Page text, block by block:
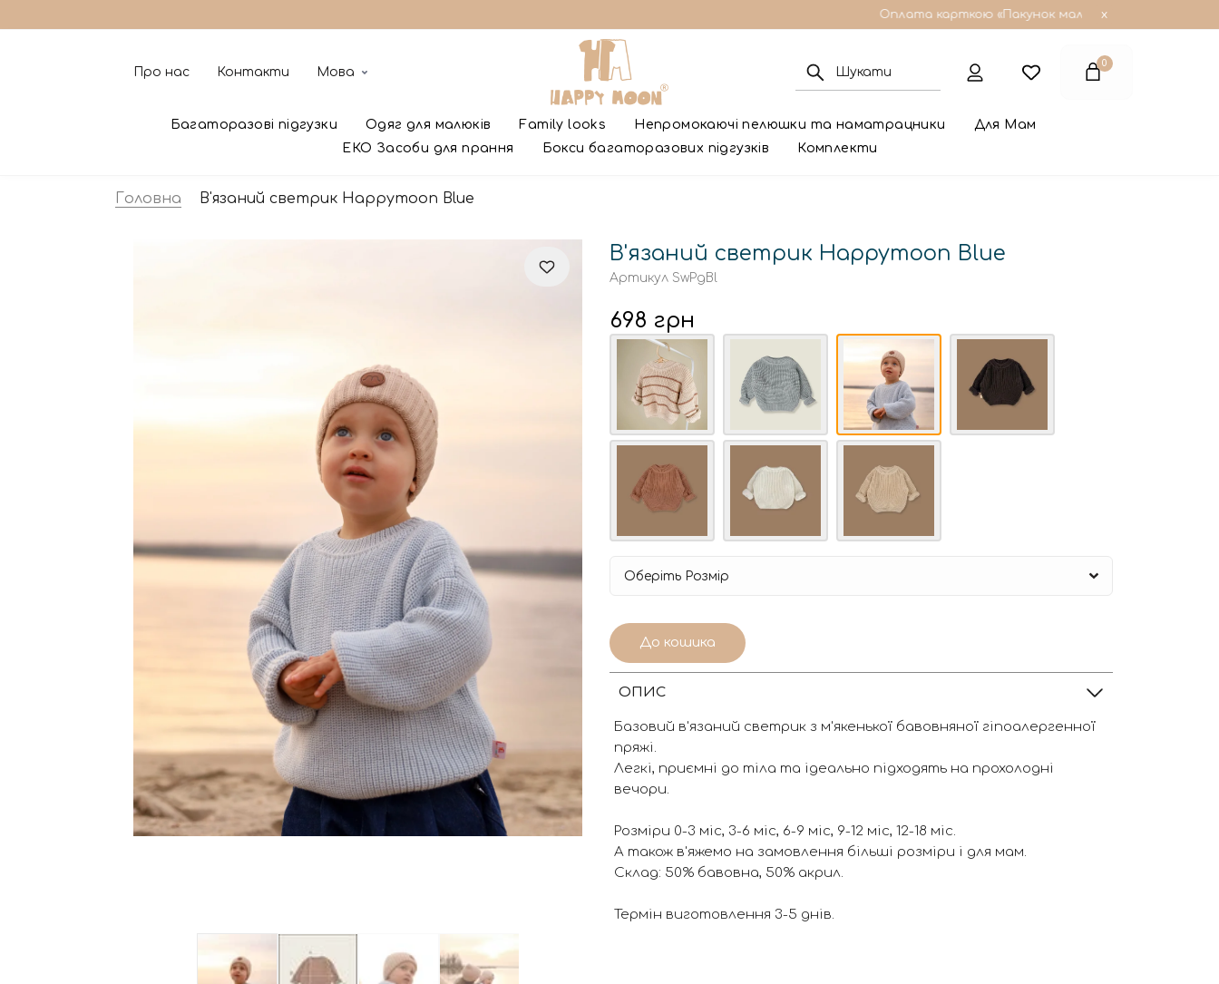
Оплата карткою «Пакунок малюка», допомогою до
x
Про нас Контакти Мова
0
Багаторазові підгузки Одяг для малюків Family looks Непромокаючі пелюшки та наматрацники
Для Мам
ЕКО Засоби для прання
Бокси багаторазових підгузків Комплекти
Головна В'язаний светрик Happymoon Blue
В'язаний светрик Happymoon Blue
Артикул SwPgBl
698 грн
До кошика
ОПИС
Базовий в'язаний светрик з м'якенької бавовняної гіпоалергенної
пряжі.
Легкі, приємні до тіла та ідеально підходять на прохолодні
вечори.
Розміри 0-3 міс, 3-6 міс, 6-9 міс, 9-12 міс, 12-18 міс.
А також в'яжемо на замовлення більші розміри і для мам.
Склад: 50% бавовна, 50% акрил.
Термін виготовлення 3-5 днів.